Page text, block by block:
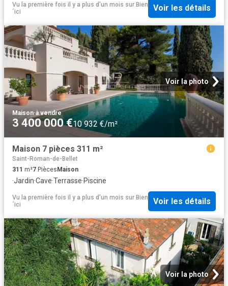
Vu la première fois il y a plus d'un mois sur Bien
´ici
Voir les détails
Voir la photo
Maison·à vendre
3 400 000 €10 932 €/m²
Maison 7 pièces 311 m²
Saint-Roman-de-Bellet
311 m²7 PiècesMaison
·Jardin·Cave·Terrasse·Piscine
Vu la première fois il y a plus d'un mois sur Bien
´ici
Voir les détails
Voir la photo